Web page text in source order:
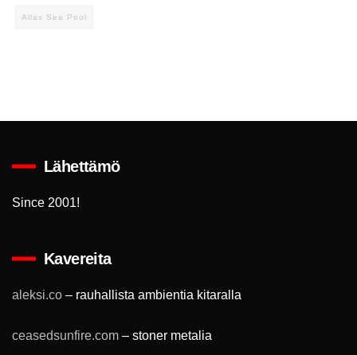
Allas Sea Pool
Lähettämö
Since 2001!
Kavereita
aleksi.co – rauhallista ambientia kitaralla
ceasedsunfire.com – stoner metalia